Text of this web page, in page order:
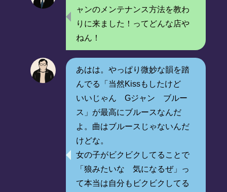
ャンのメンテナンス方法を教わ
りに来ました！ってどんな店や
ねん！
あはは。やっぱり微妙な韻を踏
んでる「当然Kissもしたけど
いいじゃん Gジャン ブルー
ス」が最高にブルースなんだ
よ。曲はブルースじゃないんだ
けどな。
女の子がビクビクしてることで
「狼みたいな 気になるぜ」っ
て本当は自分もビクビクしてる